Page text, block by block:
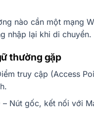
nào cần một mạng
nhập lại khi di chuyển.
thường gặp
truy cập (Access
– Nút gốc, kết nối với